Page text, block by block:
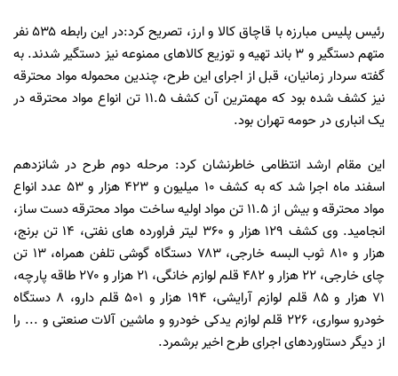
رئیس پلیس مبارزه با قاچاق کالا و ارز، تصریح کرد:در این رابطه ۵۳۵ نفر
متهم دستگیر و ۳ باند تهیه و توزیع کالاهای ممنوعه نیز دستگیر شدند. به
گفته سردار زمانیان، قبل از اجرای این طرح، چندین محموله مواد محترقه
نیز کشف شده بود که مهمترین آن کشف ۱۱.۵ تن انواع مواد محترقه در
یک انباری در حومه تهران بود.
این مقام ارشد انتظامی خاطرنشان کرد: مرحله دوم طرح در شانزدهم
اسفند ماه اجرا شد که به کشف ۱۰ میلیون و ۴۲۳ هزار و ۵۳ عدد انواع
مواد محترقه و بیش از ۱۱.۵ تن مواد اولیه ساخت مواد محترقه دست ساز،
انجامید. وی کشف ۱۲۹ هزار و ۳۶۰ لیتر فراورده های نفتی، ۱۴ تن برنج،
هزار و ۸۱۰ ثوب البسه خارجی، ۷۸۳ دستگاه گوشی تلفن همراه، ۱۳ تن
چای خارجی، ۲۲ هزار و ۴۸۲ قلم لوازم خانگی، ۲۱ هزار و ۲۷۰ طاقه پارچه،
۷۱ هزار و ۸۵ قلم لوازم آرایشی، ۱۹۴ هزار و ۵۰۱ قلم دارو، ۸ دستگاه
خودرو سواری، ۲۲۶ قلم لوازم یدکی خودرو و ماشین آلات صنعتی و ... را
از دیگر دستاوردهای اجرای طرح اخیر برشمرد.